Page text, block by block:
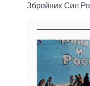
Збройних Сил